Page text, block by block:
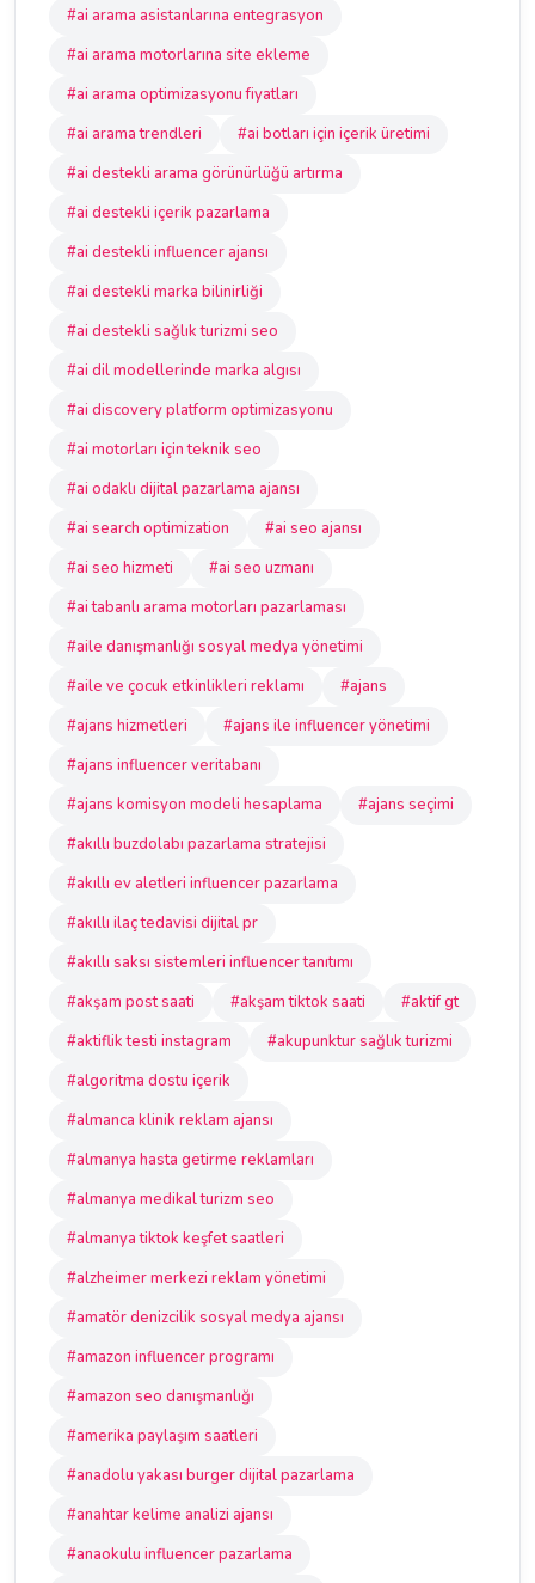
#ai arama asistanlarına entegrasyon
#ai arama motorlarına site ekleme
#ai arama optimizasyonu fiyatları
#ai arama trendleri
#ai botları için içerik üretimi
#ai destekli arama görünürlüğü artırma
#ai destekli içerik pazarlama
#ai destekli influencer ajansı
#ai destekli marka bilinirliği
#ai destekli sağlık turizmi seo
#ai dil modellerinde marka algısı
#ai discovery platform optimizasyonu
#ai motorları için teknik seo
#ai odaklı dijital pazarlama ajansı
#ai search optimization
#ai seo ajansı
#ai seo hizmeti
#ai seo uzmanı
#ai tabanlı arama motorları pazarlaması
#aile danışmanlığı sosyal medya yönetimi
#aile ve çocuk etkinlikleri reklamı
#ajans
#ajans hizmetleri
#ajans ile influencer yönetimi
#ajans influencer veritabanı
#ajans komisyon modeli hesaplama
#ajans seçimi
#akıllı buzdolabı pazarlama stratejisi
#akıllı ev aletleri influencer pazarlama
#akıllı ilaç tedavisi dijital pr
#akıllı saksı sistemleri influencer tanıtımı
#akşam post saati
#akşam tiktok saati
#aktif gt
#aktiflik testi instagram
#akupunktur sağlık turizmi
#algoritma dostu içerik
#almanca klinik reklam ajansı
#almanya hasta getirme reklamları
#almanya medikal turizm seo
#almanya tiktok keşfet saatleri
#alzheimer merkezi reklam yönetimi
#amatör denizcilik sosyal medya ajansı
#amazon influencer programı
#amazon seo danışmanlığı
#amerika paylaşım saatleri
#anadolu yakası burger dijital pazarlama
#anahtar kelime analizi ajansı
#anaokulu influencer pazarlama